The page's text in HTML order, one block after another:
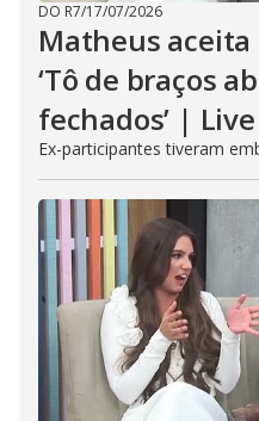
DO R7/17/07/2026
Matheus
‘Tô de braços
fechados’ |
Ex-participantes tiveram